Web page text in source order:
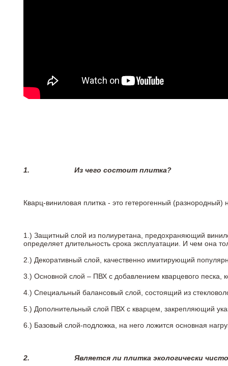
1. Из чего состоит плитка?
Кварц-виниловая плитка - это гетерогенный
1.) Защитный слой из полиуретана, предохраняющий
определяет длительность срока эксплуатации. И чем она
2.) Декоративный слой, качественно имитирующий
3.) Основной слой – ПВХ с добавлением кварцевого песка,
4.) Специальный балансовый слой, состоящий из
5.) Дополнительный слой ПВХ с кварцем, закрепляющий
6.) Базовый слой-подложка, на него ложится основная
2. Является ли плитка экологически